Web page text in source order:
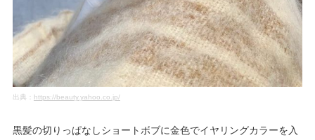
出典： https://beauty.yahoo.co.jp/
黒髪の切りっぱなしショートボブに金色でイヤリングカラーを入